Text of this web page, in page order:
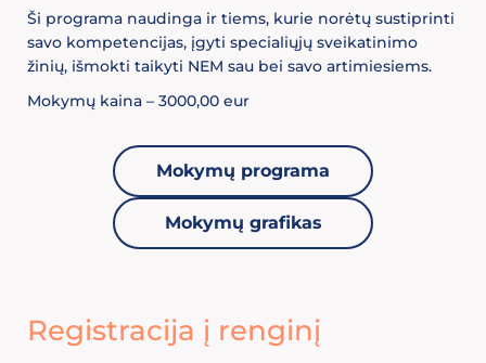
Ši programa naudinga ir tiems, kurie norėtų sustiprinti
savo kompetencijas, įgyti specialiųjų sveikatinimo
žinių, išmokti taikyti NEM sau bei savo artimiesiems.
Mokymų kaina – 3000,00 eur
Mokymų programa
Mokymų grafikas
Registracija į renginį